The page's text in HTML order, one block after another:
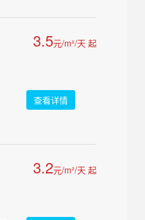
3.5元/m²/天 起
查看详情
3.2元/m²/天 起